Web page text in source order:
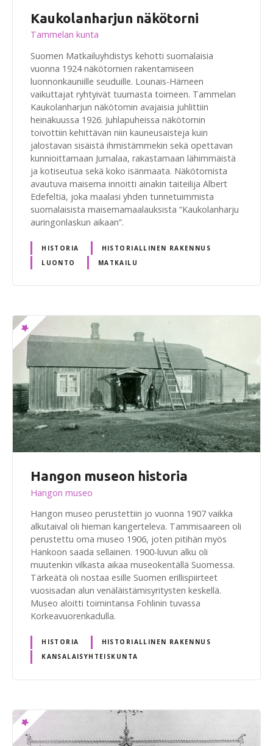
Kaukolanharjun näkötorni
Tammelan kunta
Suomen Matkailuyhdistys kehotti suomalaisia
vuonna 1924 näkötornien rakentamiseen
luonnonkauniille seuduille. Lounais-Hämeen
vaikuttajat ryhtyivät tuumasta toimeen. Tammelan
Kaukolanharjun näkötornin avajaisia juhlittiin
heinäkuussa 1926. Juhlapuheissa näkötornin
toivottiin kehittävän niin kauneusaisteja kuin
jalostavan sisäistä ihmistämmekin sekä opettavan
kunnioittamaan Jumalaa, rakastamaan lähimmäistä
ja kotiseutua sekä koko isänmaata. Näkötornista
avautuva maisema innoitti ainakin taiteilija Albert
Edefeltiä, joka maalasi yhden tunnetuimmista
suomalaisista maisemamaalauksista “Kaukolanharju
auringonlaskun aikaan”.
HISTORIA
HISTORIALLINEN RAKENNUS
LUONTO
MATKAILU
Hangon museon historia
Hangon museo
Hangon museo perustettiin jo vuonna 1907 vaikka
alkutaival oli hieman kangerteleva. Tammisaareen oli
perustettu oma museo 1906, joten pitihän myös
Hankoon saada sellainen. 1900-luvun alku oli
muutenkin vilkasta aikaa museokentällä Suomessa.
Tärkeätä oli nostaa esille Suomen erillispiirteet
vuosisadan alun venäläistämisyritysten keskellä.
Museo aloitti toimintansa Fohlinin tuvassa
Korkeavuorenkadulla.
HISTORIA
HISTORIALLINEN RAKENNUS
KANSALAISYHTEISKUNTA